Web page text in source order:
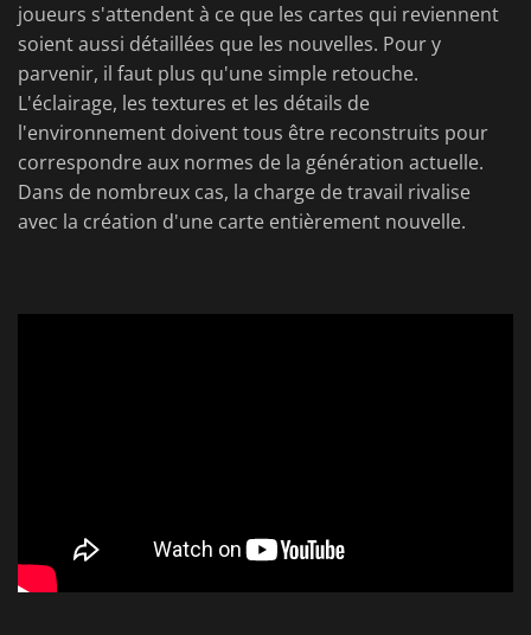
joueurs s'attendent à ce que les cartes qui reviennent
soient aussi détaillées que les nouvelles. Pour y
parvenir, il faut plus qu'une simple retouche.
L'éclairage, les textures et les détails de
l'environnement doivent tous être reconstruits pour
correspondre aux normes de la génération actuelle.
Dans de nombreux cas, la charge de travail rivalise
avec la création d'une carte entièrement nouvelle.